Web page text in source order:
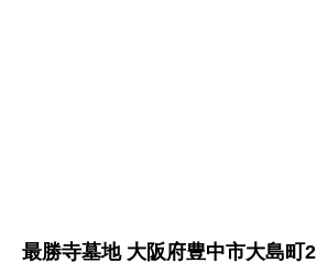
最勝寺墓地 大阪府豊中市大島町2